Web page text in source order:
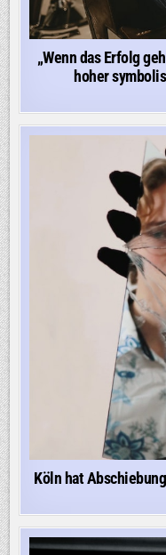
„Wenn das Erfolg
hoher
Köln hat